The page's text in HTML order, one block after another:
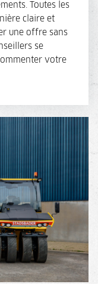
Toutes les
claire et
une offre sans
se
votre